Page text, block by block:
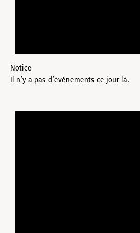
Notice
Il n’y a pas d’évènements ce jour là.